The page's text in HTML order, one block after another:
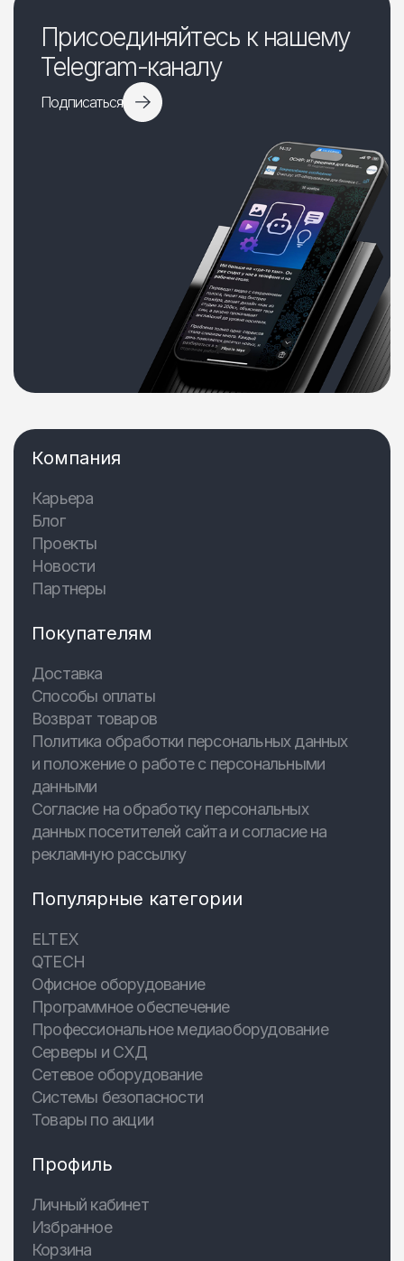
Присоединяйтесь к нашему
Telegram-каналу
Подписаться
Компания
Карьера
Блог
Проекты
Новости
Партнеры
Покупателям
Доставка
Способы оплаты
Возврат товаров
Политика обработки персональных данных
и положение о работе с персональными
данными
Согласие на обработку персональных
данных посетителей сайта и согласие на
рекламную рассылку
Популярные категории
ELTEX
QTECH
Офисное оборудование
Программное обеспечение
Профессиональное медиаоборудование
Серверы и СХД
Сетевое оборудование
Системы безопасности
Товары по акции
Профиль
Личный кабинет
Избранное
Корзина